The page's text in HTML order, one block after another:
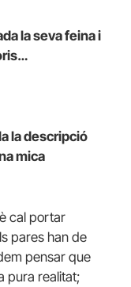
la seva feina i
la descripció
mica
cal portar
pares han de
pensar que
pura realitat;